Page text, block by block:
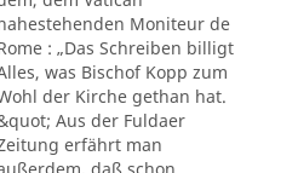
Moniteur de
: „Das Schreiben billigt
was Bischof Kopp zum
der Kirche gethan hat.
Aus der Fuldaer
erfährt man